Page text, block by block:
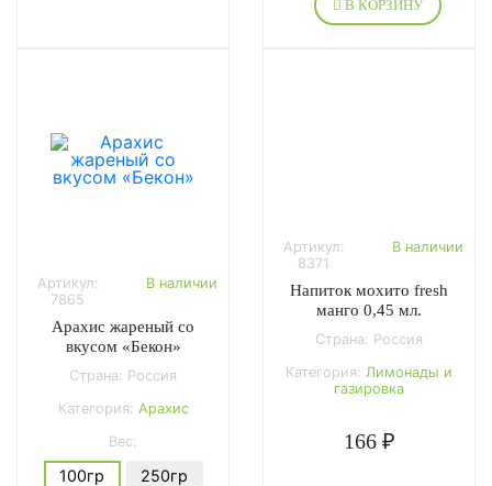
В КОРЗИНУ
Артикул:
7865
В наличии
Арахис жареный со
вкусом «Бекон»
Страна: Россия
Категория: Арахис
Вес:
100гр
250гр
Артикул:
8371
В наличии
Напиток мохито fresh
манго 0,45 мл.
Страна: Россия
Категория: Лимонады и
газировка
166 ₽